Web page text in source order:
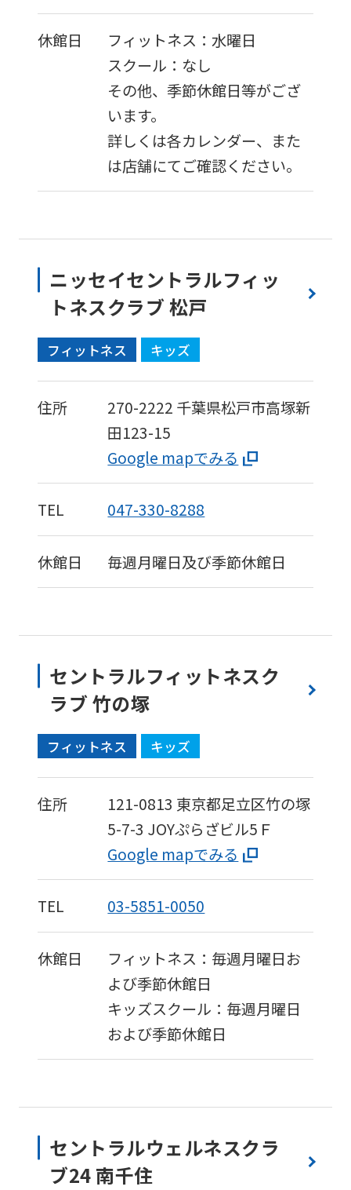
休館日
フィットネス：水曜日
スクール：なし
その他、季節休館日等がござ
います。
詳しくは各カレンダー、また
は店舗にてご確認ください。
ニッセイセントラルフィッ
トネスクラブ 松戸
フィットネス キッズ
住所 270-2222 千葉県松戸市高塚新
田123-15
Google mapでみる
TEL 047-330-8288
休館日 毎週月曜日及び季節休館日
セントラルフィットネスク
ラブ 竹の塚
フィットネス キッズ
住所 121-0813 東京都足立区竹の塚
5-7-3 JOYぷらざビル5Ｆ
Google mapでみる
TEL 03-5851-0050
休館日
フィットネス：毎週月曜日お
よび季節休館日
キッズスクール：毎週月曜日
および季節休館日
セントラルウェルネスクラ
ブ24 南千住